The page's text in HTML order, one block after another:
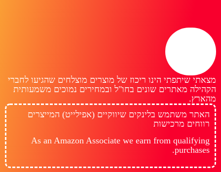
מצאתי שיתפתי הינו ריכוז של מוצרים מוצלחים שהגיעו לחברי
הקהילה מאתרים שונים בחו"ל ובמחירים נמוכים משמעותית
מהארץ.
האתר משתמש בלינקים שיווקיים (אפילייט) המייצרים
רווחים מרכישות
As an Amazon Associate we earn from qualifying
purchases.